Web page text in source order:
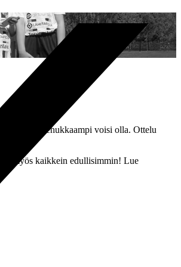
ei enää mehukkaampi voisi olla. Ottelu
myös kaikkein edullisimmin! Lue